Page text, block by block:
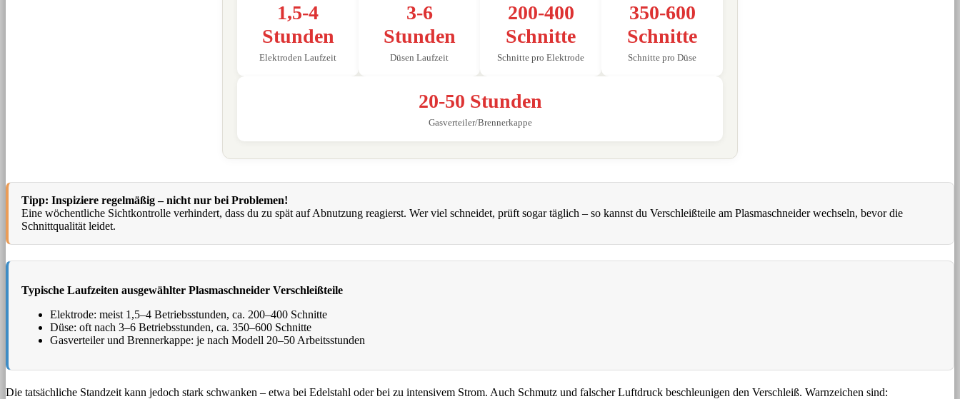
1,5-4
Stunden
Elektroden Laufzeit
3-6
Stunden
Düsen Laufzeit
200-400
Schnitte
Schnitte pro Elektrode
350-600
Schnitte
Schnitte pro Düse
20-50 Stunden
Gasverteiler/Brennerkappe
Tipp: Inspiziere regelmäßig – nicht nur bei Problemen!
Eine wöchentliche Sichtkontrolle verhindert, dass du zu spät auf Abnutzung reagierst. Wer viel schneidet, prüft sogar täglich – so kannst du Verschleißteile am Plasmaschneider wechseln, bevor die
Schnittqualität leidet.
Typische Laufzeiten ausgewählter Plasmaschneider Verschleißteile
Elektrode: meist 1,5–4 Betriebsstunden, ca. 200–400 Schnitte
Düse: oft nach 3–6 Betriebsstunden, ca. 350–600 Schnitte
Gasverteiler und Brennerkappe: je nach Modell 20–50 Arbeitsstunden
Die tatsächliche Standzeit kann jedoch stark schwanken – etwa bei Edelstahl oder bei zu intensivem Strom. Auch Schmutz und falscher Luftdruck beschleunigen den Verschleiß. Warnzeichen sind: